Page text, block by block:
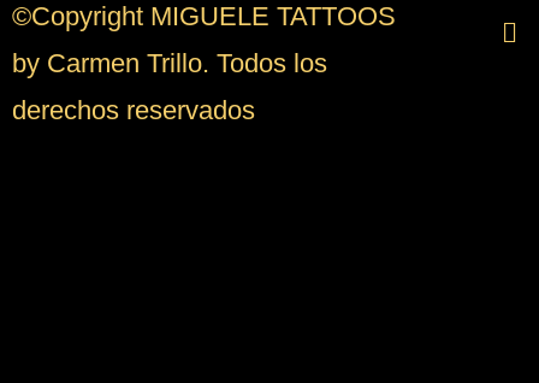
©Copyright MIGUELE TATTOOS
by Carmen Trillo. Todos los
derechos reservados